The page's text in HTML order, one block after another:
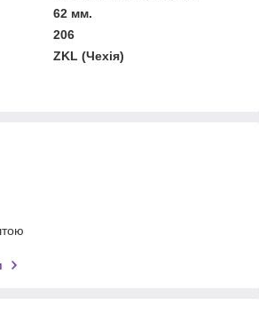
62 мм.
206
ZKL (Чехія)